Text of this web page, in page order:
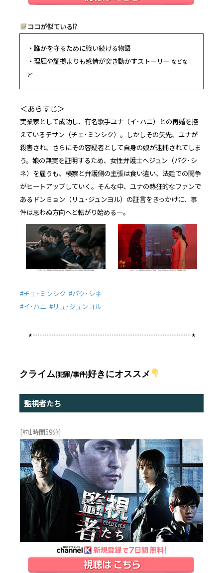
ココが似ている!?
・誰かを守るために戦い続ける物語
・理屈や証拠よりも感情が突き動かすストーリー などな
ど…
＜あらすじ＞
実業家として成功し、有名歌手ユナ（イ･ハニ）との再婚を控
えているテサン（チェ･ミンシク）。しかしその矢先、ユナが
殺害され、さらにその容疑者として自身の娘が逮捕されてしま
う。娘の無実を証明するため、女性弁護士へジュン（パク･シ
ネ）を雇うも、検察と弁護側の主張は食い違い、法廷での闘争
がヒートアップしていく。そんな中、ユナの熱狂的なファンで
あるドンミョン（リュ･ジュンヨル）の証言をきっかけに、事
件は思わぬ方向へと転がり始める―。
#チェ･ミンシク #パク･シネ
#イ･ハニ #リュ･ジュンヨル
クライム(犯罪/事件)好きにオススメ
監視者たち
[約1時間59分]